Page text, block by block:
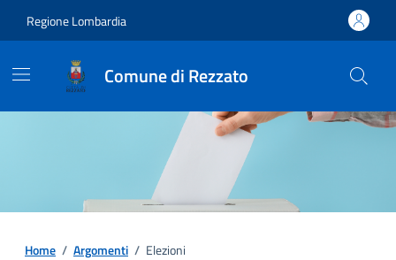
Regione Lombardia
Comune di Rezzato
Home / Argomenti / Elezioni